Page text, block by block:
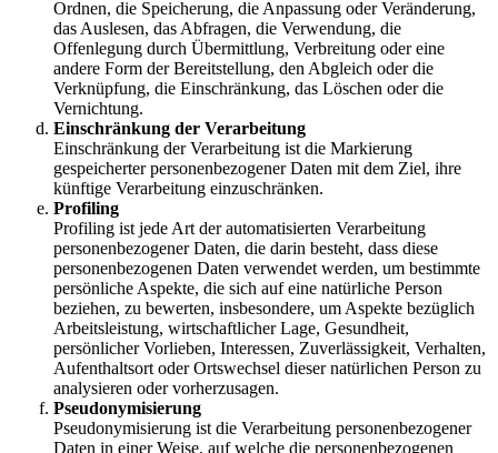
Ordnen, die Speicherung, die Anpassung oder Veränderung,
das Auslesen, das Abfragen, die Verwendung, die
Offenlegung durch Übermittlung, Verbreitung oder eine
andere Form der Bereitstellung, den Abgleich oder die
Verknüpfung, die Einschränkung, das Löschen oder die
Vernichtung.
Einschränkung der Verarbeitung
Einschränkung der Verarbeitung ist die Markierung
gespeicherter personenbezogener Daten mit dem Ziel, ihre
künftige Verarbeitung einzuschränken.
Profiling
Profiling ist jede Art der automatisierten Verarbeitung
personenbezogener Daten, die darin besteht, dass diese
personenbezogenen Daten verwendet werden, um bestimmte
persönliche Aspekte, die sich auf eine natürliche Person
beziehen, zu bewerten, insbesondere, um Aspekte bezüglich
Arbeitsleistung, wirtschaftlicher Lage, Gesundheit,
persönlicher Vorlieben, Interessen, Zuverlässigkeit, Verhalten,
Aufenthaltsort oder Ortswechsel dieser natürlichen Person zu
analysieren oder vorherzusagen.
Pseudonymisierung
Pseudonymisierung ist die Verarbeitung personenbezogener
Daten in einer Weise, auf welche die personenbezogenen